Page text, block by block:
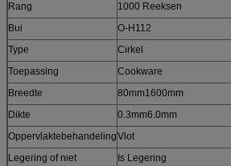
Rang
1000 Reeksen
Bui
O-H112
Type
Cirkel
Toepassing
Cookware
Breedte
80mm1600mm
Dikte
0.3mm6.0mm
OppervlaktebehandelingVlot
Legering of niet
Is Legering